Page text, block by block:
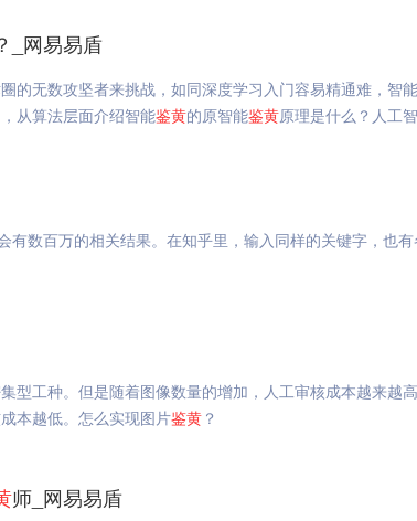
_网易易盾
的无数攻坚者来挑战，如同深度学习入门容易精通难，智能
从算法层面介绍智能鉴黄的原智能鉴黄原理是什么？人工
有数百万的相关结果。在知乎里，输入同样的关键字，也
型工种。但是随着图像数量的增加，人工审核成本越来越
本越低。怎么实现图片鉴黄 ？
师_网易易盾